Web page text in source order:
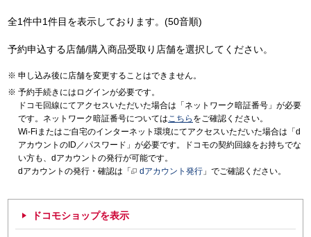
全1件中1件目を表示しております。(50音順)
予約申込する店舗/購入商品受取り店舗を選択してください。
申し込み後に店舗を変更することはできません。
予約手続きにはログインが必要です。
ドコモ回線にてアクセスいただいた場合は「ネットワーク暗証番号」が必要
です。ネットワーク暗証番号についてはこちら をご確認ください。
Wi-Fiまたはご自宅のインターネット環境にてアクセスいただいた場合は「d
アカウントのID／パスワード」が必要です。ドコモの契約回線をお持ちでな
い方も、dアカウントの発行が可能です。
dアカウントの発行・確認は「
dアカウント発行 」でご確認ください。
ドコモショップを表示